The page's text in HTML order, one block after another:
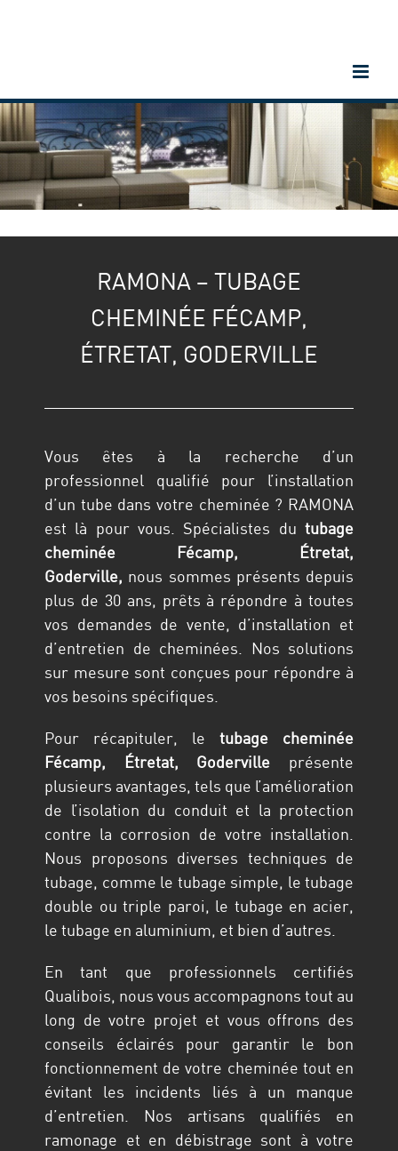
RAMONA – TUBAGE
CHEMINÉE FÉCAMP,
ÉTRETAT, GODERVILLE
Vous êtes à la recherche d’un
professionnel qualifié pour l’installation
d’un tube dans votre cheminée ? RAMONA
est là pour vous. Spécialistes du tubage
cheminée Fécamp, Étretat,
Goderville, nous sommes présents depuis
plus de 30 ans, prêts à répondre à toutes
vos demandes de vente, d’installation et
d’entretien de cheminées. Nos solutions
sur mesure sont conçues pour répondre à
vos besoins spécifiques.
Pour récapituler, le tubage cheminée
Fécamp, Étretat, Goderville présente
plusieurs avantages, tels que l’amélioration
de l’isolation du conduit et la protection
contre la corrosion de votre installation.
Nous proposons diverses techniques de
tubage, comme le tubage simple, le tubage
double ou triple paroi, le tubage en acier,
le tubage en aluminium, et bien d’autres.
En tant que professionnels certifiés
Qualibois, nous vous accompagnons tout au
long de votre projet et vous offrons des
conseils éclairés pour garantir le bon
fonctionnement de votre cheminée tout en
évitant les incidents liés à un manque
d’entretien. Nos artisans qualifiés en
ramonage et en débistrage sont à votre